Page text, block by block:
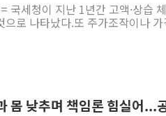
국세청이 지난 1년간 고액·상습
로 나타났다.또 주가조작이나
몸 낮추며 책임론 힘실어...